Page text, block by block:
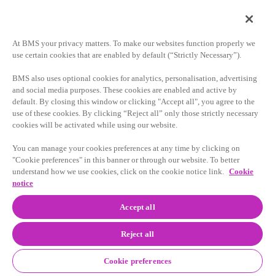
21E条（その改正を含む）の趣旨の範疇に含まれる一定の
「推定」、「可能」、「予想」、「期待」、「予測」、
「目標」、「可能性」、「指針」、「提案」、「予定」、
「計画」、「見込み」、「意志」および同様の意味および
表現の単語または用語を使い、将来の営業または財務業績
に関連し表記しているという事実により識別することがで
きますが、必ずしもすべての将来予測等に関する記述にこ
れらの用語が含まれているとは限りません。また、将来予
連しないという事実によっても、識別することができま
す。これらの記述は、事業開発戦略全般を含む戦略計画を
順調に実行する能力、セルジーン社の買収から得られる見
込みのメリットを実現する能力、新型コロナウイルスが当
社の事業および製品の開発・商品化に及ぼし得る最大の影
響、特定製品の特許やデータ保護の満了（当社が特定製品
の特許権を保持する能力とその影響についての推定を含
む）、および政府による調査の結果に関連する可能性があ
ります。将来予測に関する記述については、今後の臨床試
At BMS your privacy matters. To make our websites function properly we
use certain cookies that are enabled by default (“Strictly Necessary”).
BMS also uses optional cookies for analytics, personalisation, advertising
and social media purposes. These cookies are enabled and active by
default. By closing this window or clicking "Accept all", you agree to the
use of these cookies. By clicking “Reject all” only those strictly necessary
cookies will be activated while using our website.
You can manage your cookies preferences at any time by clicking on
"Cookie preferences" in this banner or through our website. To better
understand how we use cookies, click on the cookie notice link. Cookie
notice
Accept all
Reject all
Cookie preferences